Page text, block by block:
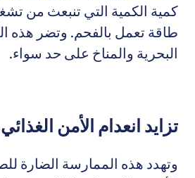
طاقة تعمل بالفحم. وتضر هذه
البحرية والمناخ على حد سواء.
تزايد انعدام الأمن الغذائي
وتهدد هذه الممارسة الضارة